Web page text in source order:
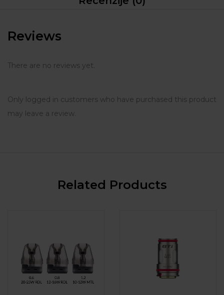
Reviews
There are no reviews yet.
Only logged in customers who have purchased this product
may leave a review.
Related Products